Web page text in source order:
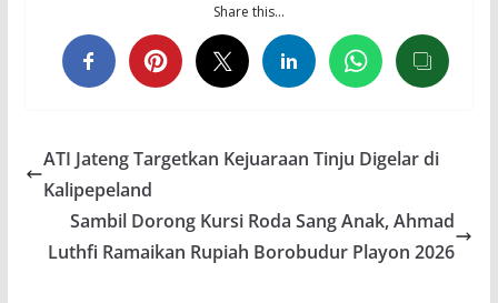
Share this…
ATI Jateng Targetkan Kejuaraan Tinju Digelar di
Kalipepeland
Sambil Dorong Kursi Roda Sang Anak, Ahmad
Luthfi Ramaikan Rupiah Borobudur Playon 2026